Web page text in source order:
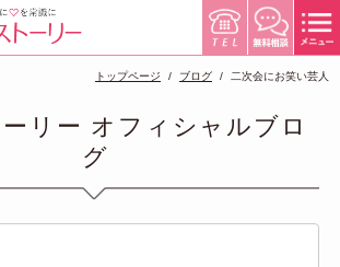
トップページ ブログ 二次会にお笑い芸人
リー オフィシャルブロ
グ